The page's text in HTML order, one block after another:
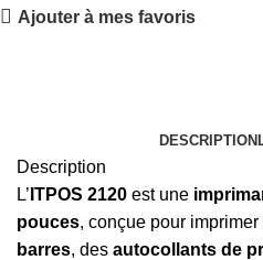
Ajouter à mes favoris
DESCRIPTION
Description
L’ ITPOS 2120 est une
pouces, conçue pour imprimer
barres, des autocollants de